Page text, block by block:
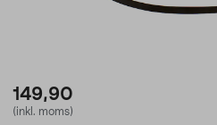
149,90
(inkl. moms)